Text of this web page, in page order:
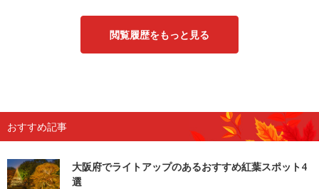
閲覧履歴をもっと見る
おすすめ記事
大阪府でライトアップのあるおすすめ紅葉スポット4
選